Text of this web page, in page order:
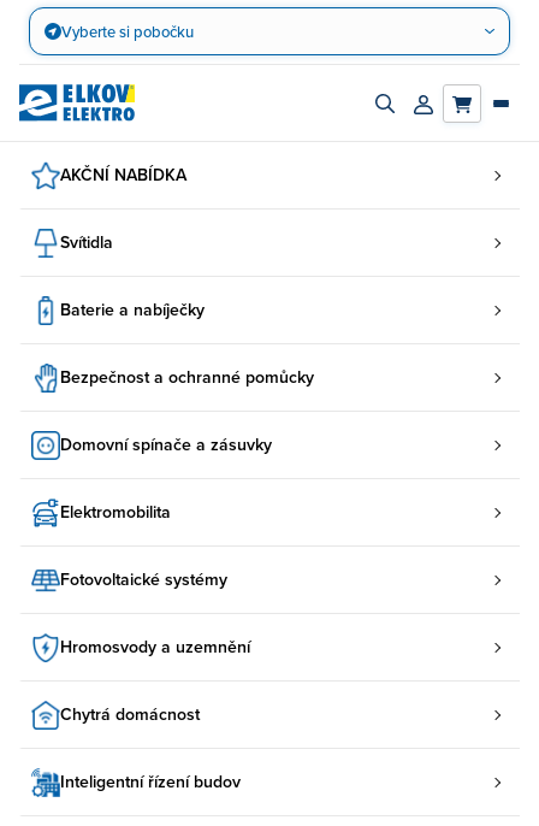
Přejít
obsah
Vyberte si pobočku
Zapnout/vypnout
Přihlásit/
AKČNÍ NABÍDKA
Svítidla
Baterie a nabíječky
Bezpečnost a ochranné pomůcky
Domovní spínače a zásuvky
Elektromobilita
Fotovoltaické systémy
Hromosvody a uzemnění
Chytrá domácnost
Inteligentní řízení budov